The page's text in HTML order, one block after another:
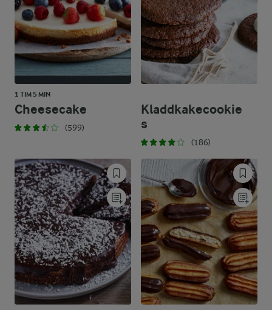
1 TIM 5 MIN
Cheesecake
(599)
Kladdkakecookie
s
(186)